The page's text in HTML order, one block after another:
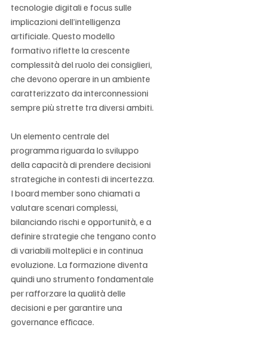
tecnologie digitali e focus sulle
implicazioni dell’intelligenza
artificiale. Questo modello
formativo riflette la crescente
complessità del ruolo dei consiglieri,
che devono operare in un ambiente
caratterizzato da interconnessioni
sempre più strette tra diversi ambiti.
Un elemento centrale del
programma riguarda lo sviluppo
della capacità di prendere decisioni
strategiche in contesti di incertezza.
I board member sono chiamati a
valutare scenari complessi,
bilanciando rischi e opportunità, e a
definire strategie che tengano conto
di variabili molteplici e in continua
evoluzione. La formazione diventa
quindi uno strumento fondamentale
per rafforzare la qualità delle
decisioni e per garantire una
governance efficace.